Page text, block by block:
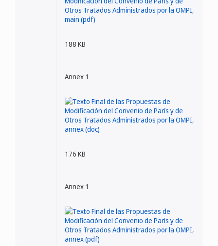
188 KB
Annex 1
176 KB
Annex 1